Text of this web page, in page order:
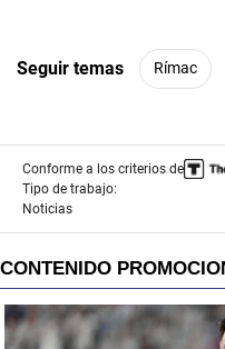
Seguir temas Rímac
Conforme a los criterios de
Tipo de trabajo:
Noticias